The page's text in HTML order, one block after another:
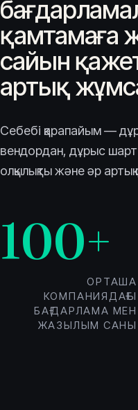
қамтамаға
сайын
артық
Себебі қарапайым —
вендордан, дұрыс
олқылықты және әр
100+
ОРТАША
КОМПАНИЯДАҒЫ
БАҒДАРЛАМА МЕН
ЖАЗЫЛЫМ САНЫ